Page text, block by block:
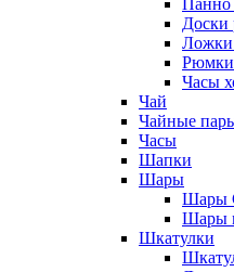
Панно
Доски
Ложки
Рюмки
Часы
Чай
Чайные
Часы
Шапки
Шары
Шары
Шары
Шкатулки